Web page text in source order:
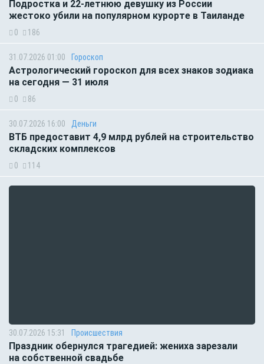
Подростка и 22-летнюю девушку из России
жестоко убили на популярном курорте в Таиланде
0 186
31.07.2026 01:00 Гороскоп
Астрологический гороскоп для всех знаков зодиака
на сегодня — 31 июля
0 86
30.07.2026 16:00 Деньги
ВТБ предоставит 4,9 млрд рублей на строительство
складских комплексов
0 114
30.07.2026 15:31 Происшествия
Праздник обернулся трагедией: жениха зарезали
на собственной свадьбе